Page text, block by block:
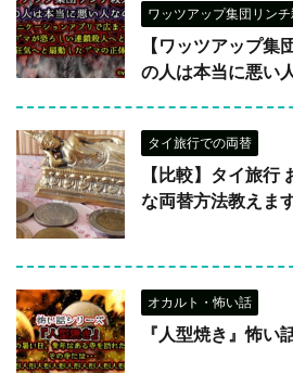
ワッツアップ集団リン
【ワッツアップ集
の人は本当に悪い
タイ旅行での両替
【比較】タイ旅行
な両替方法教えます
オカルト・怖い話
『人型焼き』怖い